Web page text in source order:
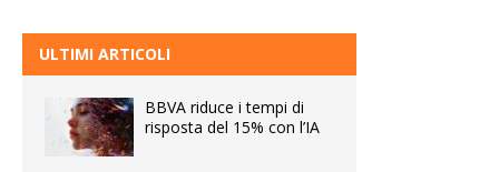
ULTIMI ARTICOLI
BBVA riduce i tempi di
risposta del 15% con l’IA